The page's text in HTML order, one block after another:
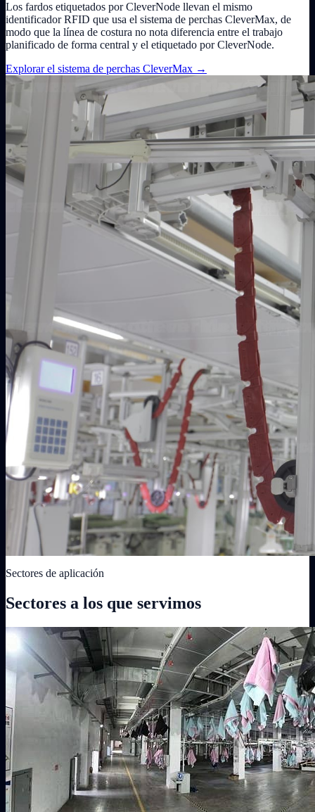
Los fardos etiquetados por CleverNode llevan el mismo
identificador RFID que usa el sistema de perchas CleverMax, de
modo que la línea de costura no nota diferencia entre el trabajo
planificado de forma central y el etiquetado por CleverNode.
Explorar el sistema de perchas CleverMax →
Sectores de aplicación
Sectores a los que servimos